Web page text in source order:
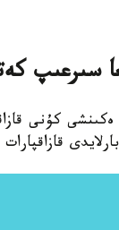
ەكىنشى كۇنى